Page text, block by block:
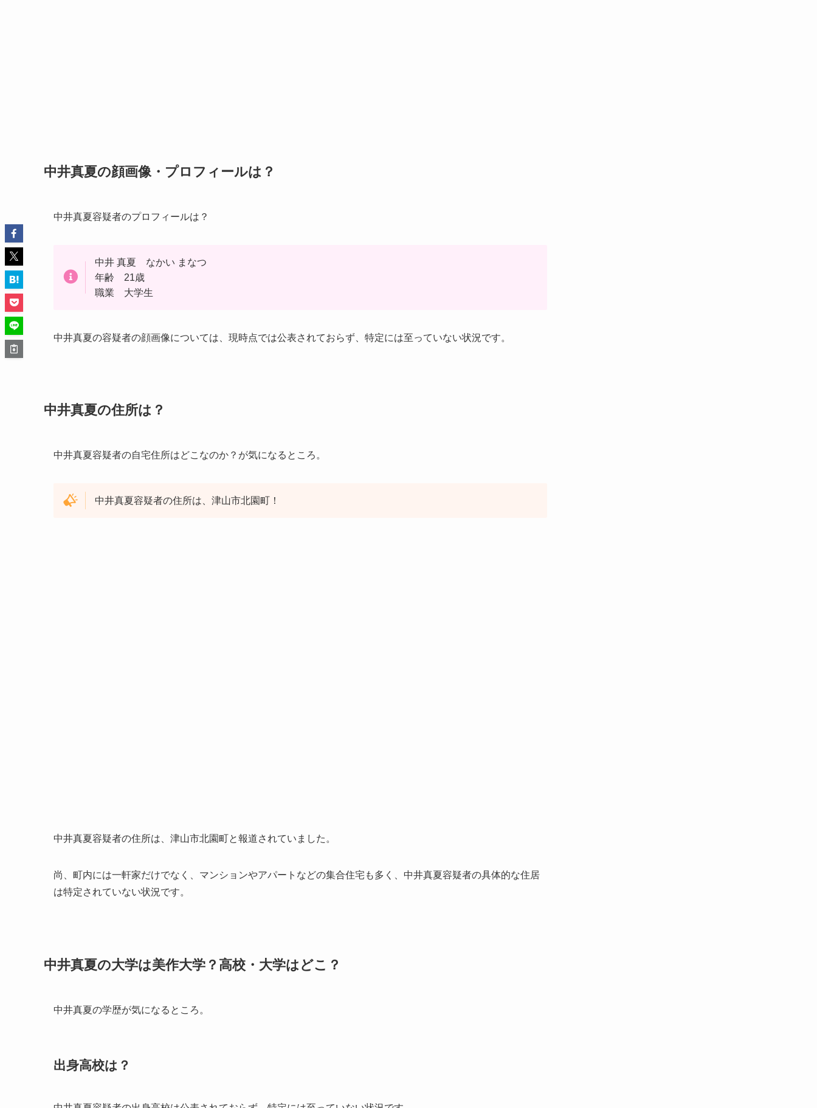
中井真夏の顔画像・プロフィールは？
中井真夏容疑者のプロフィールは？
中井 真夏 なかい まなつ
年齢 21歳
職業 大学生
中井真夏の容疑者の顔画像については、現時点では公表されておらず、特定には至っていない状況です。
中井真夏の住所は？
中井真夏容疑者の自宅住所はどこなのか？が気になるところ。
中井真夏容疑者の住所は、津山市北園町！
中井真夏容疑者の住所は、津山市北園町と報道されていました。
尚、町内には一軒家だけでなく、マンションやアパートなどの集合住宅も多く、中井真夏容疑者の具体的な住居
は特定されていない状況です。
中井真夏の大学は美作大学？高校・大学はどこ？
中井真夏の学歴が気になるところ。
出身高校は？